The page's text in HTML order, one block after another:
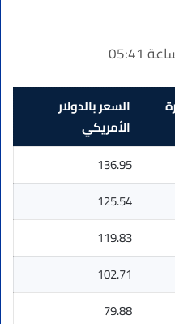
السعر بالدولار
الأمريكي
136.95
125.54
119.83
102.71
79.88